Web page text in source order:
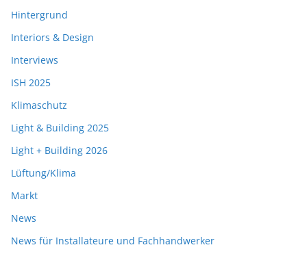
Hintergrund
Interiors & Design
Interviews
ISH 2025
Klimaschutz
Light & Building 2025
Light + Building 2026
Lüftung/Klima
Markt
News
News für Installateure und Fachhandwerker